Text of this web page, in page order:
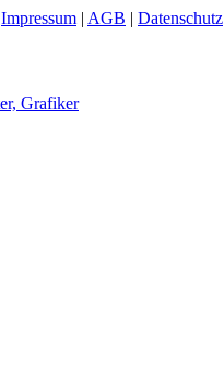
Impressum | AGB | Datenschutz